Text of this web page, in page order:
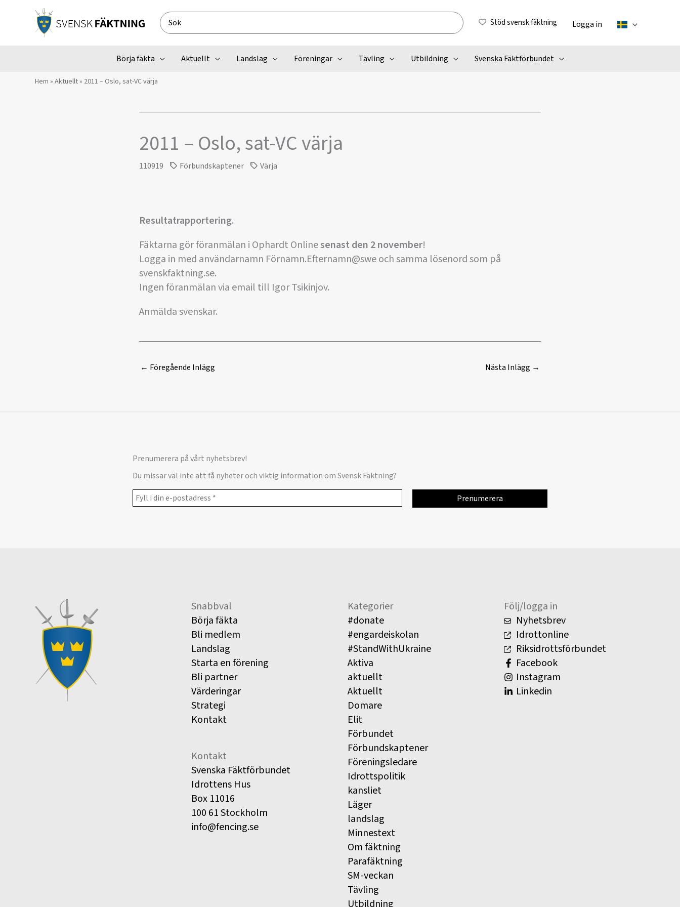
Search
for:
Stöd svensk fäktning Logga in
Börja fäkta Aktuellt Landslag Föreningar Tävling Utbildning Svenska Fäktförbundet
Hem » Aktuellt» 2011 – Oslo, sat-VC värja
2011 – Oslo, sat-VC värja
110919 Förbundskaptener Värja
Resultatrapportering.
Fäktarna gör föranmälan i Ophardt Onlinesenast den 2 november!
Logga in med användarnamn Förnamn.Efternamn@swe och samma lösenord som på
svenskfaktning.se.
Ingen föranmälan via email till Igor Tsikinjov.
Anmälda svenskar.
← Föregående Inlägg Nästa Inlägg →
Prenumerera på vårt nyhetsbrev!
Du missar väl inte att få nyheter och viktig information om Svensk Fäktning?
Snabbval
Börja fäkta
Bli medlem
Landslag
Starta en förening
Bli partner
Värderingar
Strategi
Kontakt
Kontakt
Svenska Fäktförbundet
Idrottens Hus
Box 11016
100 61 Stockholm
info@fencing.se
Kategorier
#donate
#engardeiskolan
#StandWithUkraine
Aktiva
aktuellt
Aktuellt
Domare
Elit
Förbundet
Förbundskaptener
Föreningsledare
Idrottspolitik
kansliet
Läger
landslag
Minnestext
Om fäktning
Parafäktning
SM-veckan
Tävling
Utbildning
Följ/logga in
Nyhetsbrev
Idrottonline
Riksidrottsförbundet
Facebook
Instagram
Linkedin